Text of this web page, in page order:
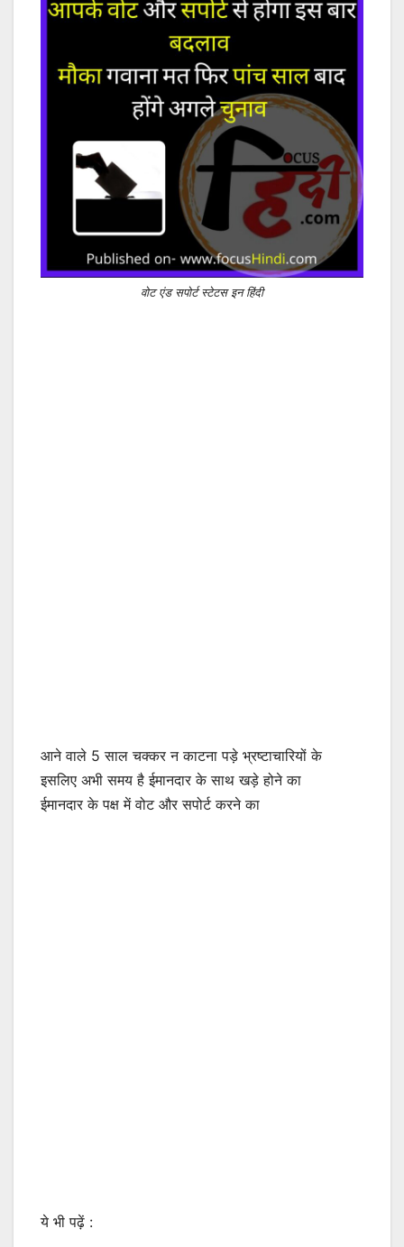
वोट एंड सपोर्ट स्टेटस इन हिंदी
आने वाले 5 साल चक्कर न काटना पड़े भ्रष्टाचारियों के
इसलिए अभी समय है ईमानदार के साथ खड़े होने का
ईमानदार के पक्ष में वोट और सपोर्ट करने का
ये भी पढ़ें :